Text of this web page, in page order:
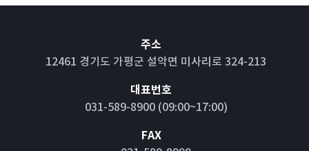
주소
12461 경기도 가평군 설악면 미사리로 324-213
대표번호
031-589-8900 (09:00~17:00)
FAX